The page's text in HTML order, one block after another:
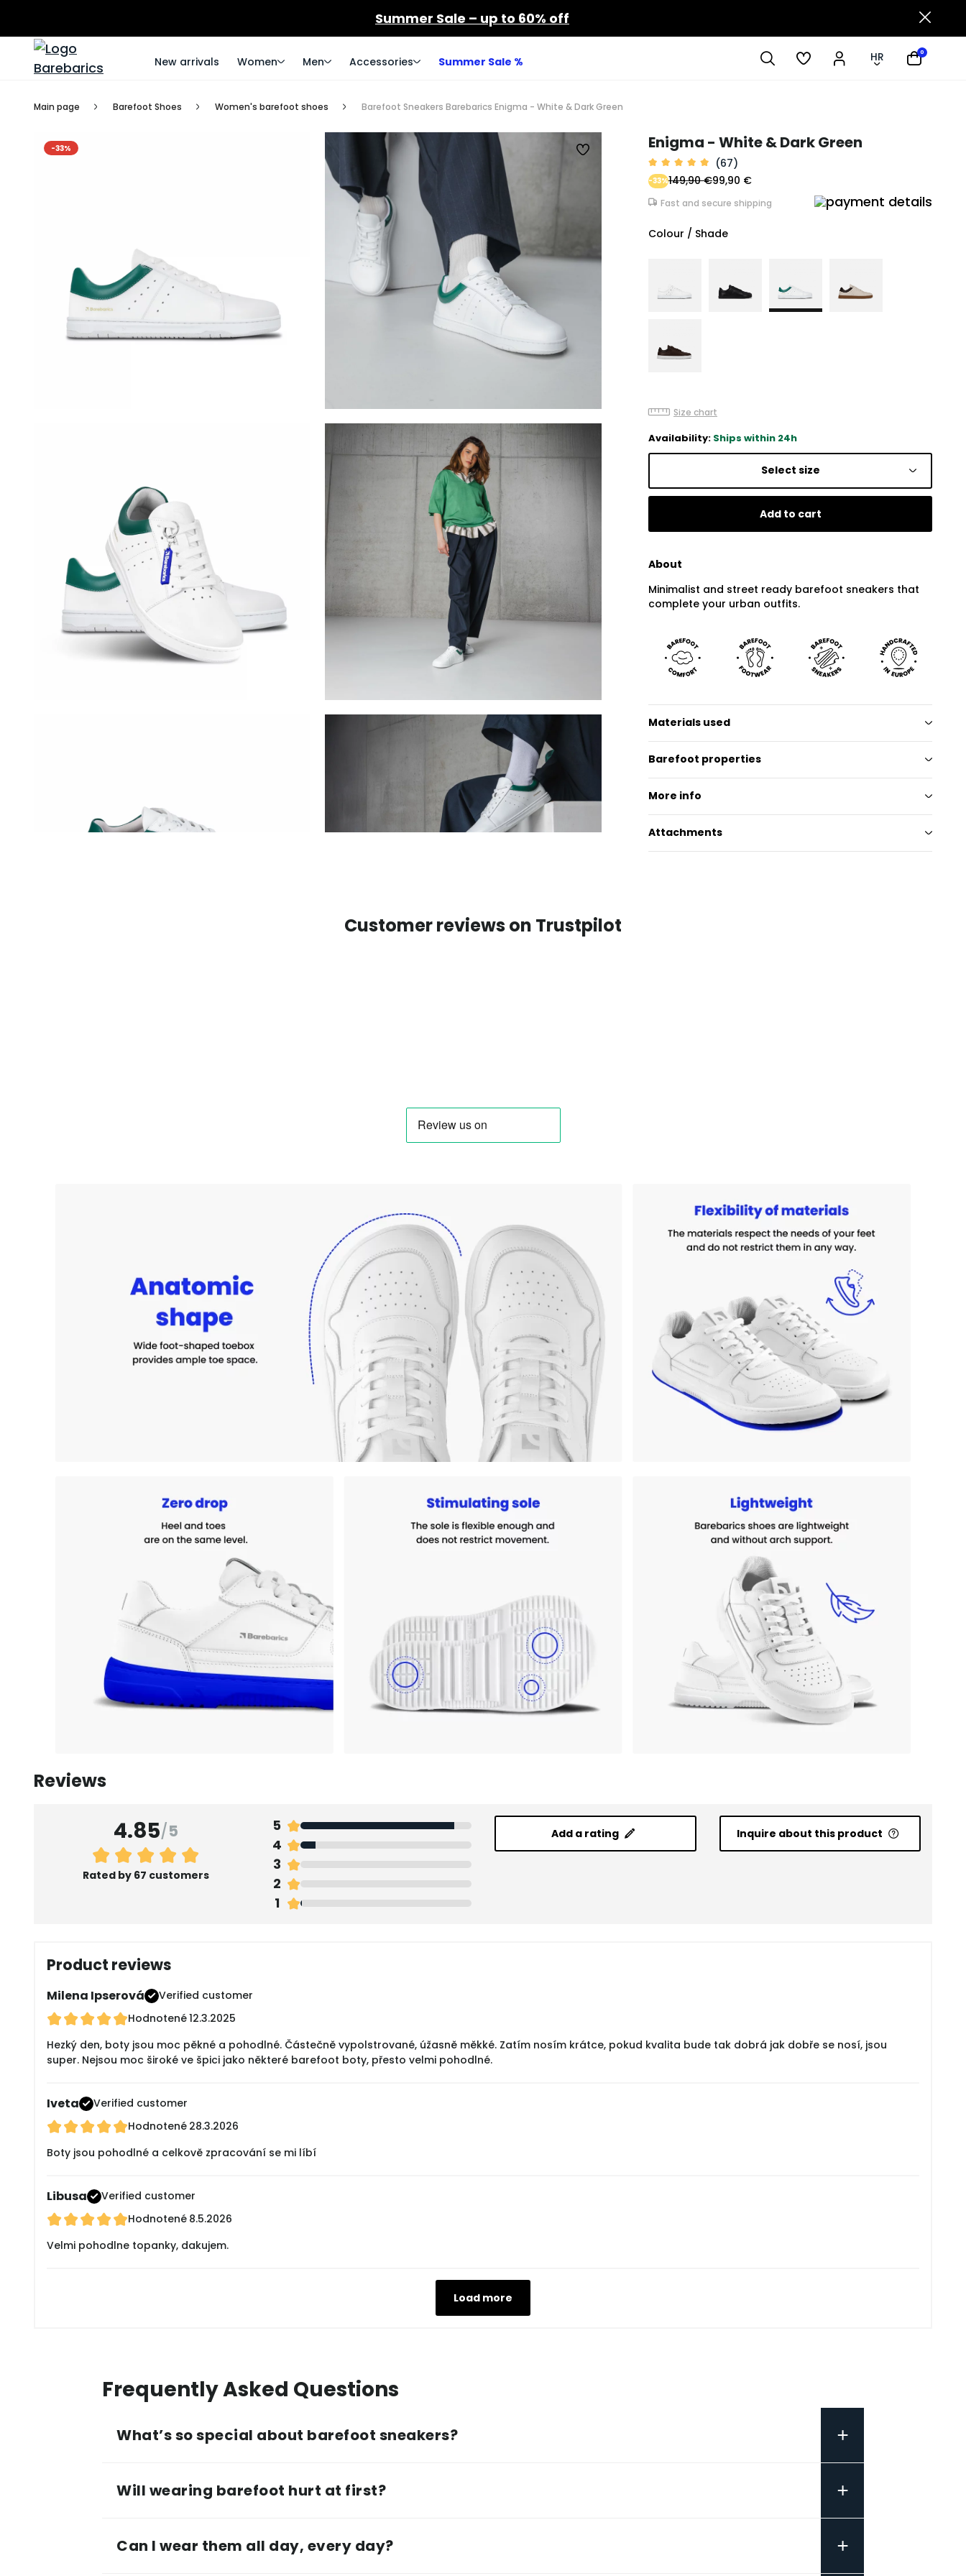
Summer Sale – up to 60% off
New arrivals Women Men Accessories Summer Sale % HR 0
Main page Barefoot Shoes Women's barefoot shoes Barefoot Sneakers Barebarics Enigma - White & Dark Green
-33% Enigma - White & Dark Green
(67)
99,90 €
-33%149,90 €
Fast and secure shipping
Colour / Shade
Size chart
Availability: Ships within 24h
Select size
Add to cart
About
Minimalist and street ready barefoot sneakers that
complete your urban outfits.
Materials used
Barefoot properties
More info
Attachments
Customer reviews on Trustpilot
Reviews
4.85/5
Rated by 67 customers
5
4
3
2
1
Add a rating Inquire about this product
Product reviews
Milena Ipserová
Verified customer
Hodnotené12.3.2025
Hezký den, boty jsou moc pěkné a pohodlné. Částečně vypolstrované, úžasně měkké. Zatím nosím krátce, pokud kvalita bude tak dobrá jak dobře se nosí, jsou
super. Nejsou moc široké ve špici jako některé barefoot boty, přesto velmi pohodlné.
Iveta
Verified customer
Hodnotené 28.3.2026
Boty jsou pohodlné a celkově zpracování se mi líbí
Libusa
Verified customer
Hodnotené 8.5.2026
Velmi pohodlne topanky, dakujem.
Load more
Frequently Asked Questions
What’s so special about barefoot sneakers? +
Will wearing barefoot hurt at first? +
Can I wear them all day, every day? +